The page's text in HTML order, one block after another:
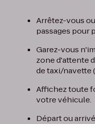
Arrêtez-vous
passages pour
Garez-vous
zone d'attente
de taxi/navette
Affichez toute
votre véhicule.
Départ ou